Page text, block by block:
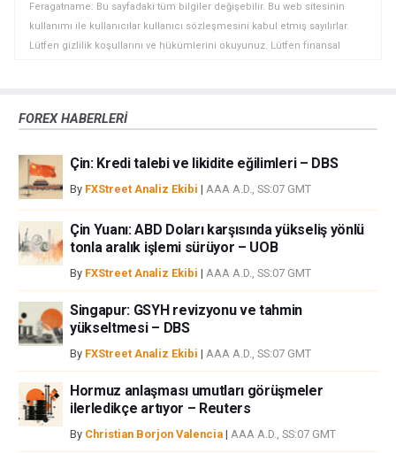
Feragatname: Bu sayfadaki tüm bilgiler değişebilir. Bu web sitesinin
kullanımı ile kullanıcılar kullanıcı sözleşmesini kabul etmiş sayılırlar.
Lütfen gizlilik koşullarını ve hükümlerini okuyunuz. Lütfen finansal
bir alan olmayabilir. Diğer finansal araçlar içinden döviz ticaretini tercih
iştahınızı dikkatlice gözden geçiriniz. FXStreet’de ifade edilen görüşler
bireysel yazarlara aittir, fxstreet.com veya yönetimin görüşlerini ifade
etmemektedir. Bilgilerde hatalar yada eksikler bulunabilir. FXStreet
bağımsız yazarların görüşlerini doğrulamak zorunda değildir.
FXStreet’de verilen herhangi bir görüş, haber, araştırma, analiz, fiyatlar
veya fxstreet.comtarafından bu sitede yayınlanan bilgiler çalışanlar,
ortaklar yada katkıda bulunanlar tarafından genel piyasa yorumu olarak
bilgilerin kullanımı nedeniyle doğrudan yada dolaylı olarak ortaya
çıkabilecek herhangi bir kar kaybı herhangi bir sınırlama olmaksızın
herhangi bir kayıp ya da hasar için sorumluluk kabul etmemektedir.
FOREX HABERLERİ
Çin: Kredi talebi ve likidite eğilimleri – DBS
By FXStreet Analiz Ekibi | AAA A.D., SS:07 GMT
Çin Yuanı: ABD Doları karşısında yükseliş yönlü
tonla aralık işlemi sürüyor – UOB
By FXStreet Analiz Ekibi | AAA A.D., SS:07 GMT
Singapur: GSYH revizyonu ve tahmin
yükseltmesi – DBS
By FXStreet Analiz Ekibi | AAA A.D., SS:07 GMT
Hormuz anlaşması umutları görüşmeler
ilerledikçe artıyor – Reuters
By Christian Borjon Valencia | AAA A.D., SS:07 GMT